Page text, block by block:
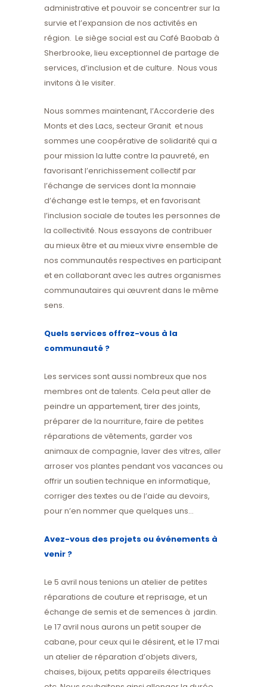
administrative et pouvoir se concentrer sur la
survie et l’expansion de nos activités en
région. Le siège social est au Café Baobab à
Sherbrooke, lieu exceptionnel de partage de
services, d’inclusion et de culture. Nous vous
invitons à le visiter.
Nous sommes maintenant, l’Accorderie des
Monts et des Lacs, secteur Granit et nous
sommes une coopérative de solidarité qui a
pour mission la lutte contre la pauvreté, en
favorisant l’enrichissement collectif par
l’échange de services dont la monnaie
d’échange est le temps, et en favorisant
l’inclusion sociale de toutes les personnes de
la collectivité. Nous essayons de contribuer
au mieux être et au mieux vivre ensemble de
nos communautés respectives en participant
et en collaborant avec les autres organismes
communautaires qui œuvrent dans le même
sens.
Quels services offrez-vous à la
communauté ?
Les services sont aussi nombreux que nos
membres ont de talents. Cela peut aller de
peindre un appartement, tirer des joints,
préparer de la nourriture, faire de petites
réparations de vêtements, garder vos
animaux de compagnie, laver des vitres, aller
arroser vos plantes pendant vos vacances ou
offrir un soutien technique en informatique,
corriger des textes ou de l’aide au devoirs,
pour n’en nommer que quelques uns…
Avez-vous des projets ou événements à
venir ?
Le 5 avril nous tenions un atelier de petites
réparations de couture et reprisage, et un
échange de semis et de semences à jardin.
Le 17 avril nous aurons un petit souper de
cabane, pour ceux qui le désirent, et le 17 mai
un atelier de réparation d’objets divers,
chaises, bijoux, petits appareils électriques